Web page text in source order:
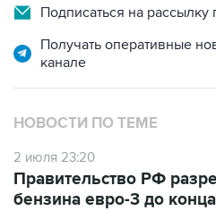
Подписаться на рассылку
Получать оперативные
канале
НОВОСТИ ПО ТЕМЕ
2 июля 23:20
Правительство РФ
бензина евро-3 до